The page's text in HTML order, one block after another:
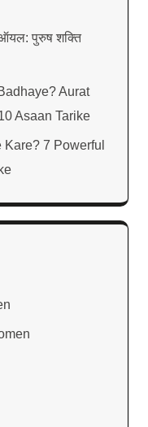
पुरुष शक्ति
Aurat
Asaan Tarike
7 Powerful